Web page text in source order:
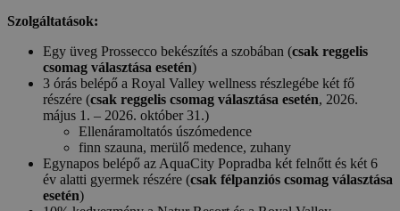
Szolgáltatások:
Egy üveg Prossecco bekészítés a szobában (csak reggelis
csomag választása esetén)
3 órás belépő a Royal Valley wellness részlegébe két fő
részére (csak reggelis csomag választása esetén, 2026.
május 1. – 2026. október 31.)
Ellenáramoltatós úszómedence
finn szauna, merülő medence, zuhany
Egynapos belépő az AquaCity Popradba két felnőtt és két 6
év alatti gyermek részére (csak félpanziós csomag választása
esetén)